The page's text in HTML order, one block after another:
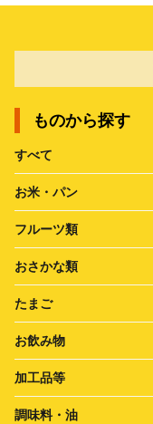
ものから探す
すべて
お米・パン
フルーツ類
おさかな類
たまご
お飲み物
加工品等
調味料・油